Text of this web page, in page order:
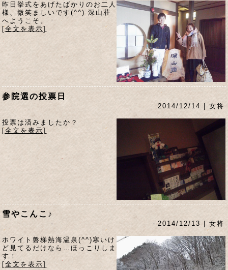
昨日挙式をあげたばかりのお二人
様、微笑ましいです(^^) 深山荘
へようこそ。
[全文を表示]
参院選の投票日
2014/12/14 | 女将
投票は済みましたか？
[全文を表示]
雪やこんこ♪
2014/12/13 | 女将
ホワイト磐梯熱海温泉(^^)寒いけ
ど見てるだけなら…ほっこりしま
す！
[全文を表示]